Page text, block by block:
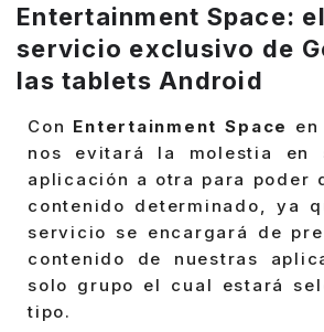
Entertainment Space:
servicio exclusivo de
las tablets Android
Con Entertainment Space
nos evitará la molestia en
aplicación a otra para poder
contenido determinado, ya
servicio se encargará de
contenido de nuestras
solo grupo el cual estará
tipo.